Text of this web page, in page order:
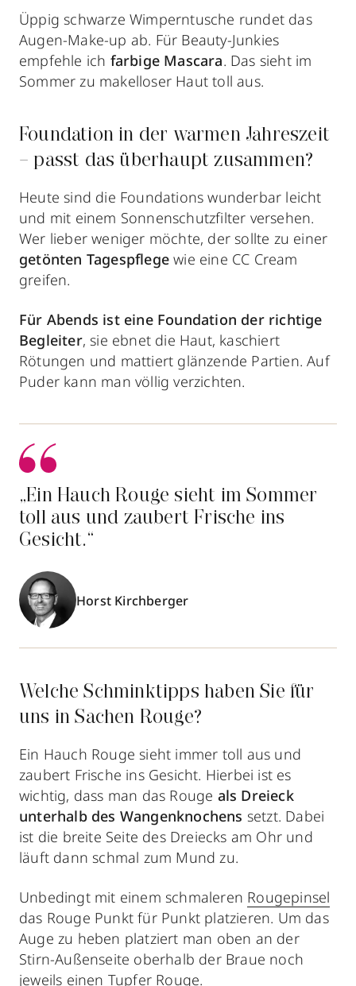
Üppig schwarze Wimperntusche rundet das
Augen-Make-up ab. Für Beauty-Junkies
empfehle ich farbige Mascara. Das sieht im
Sommer zu makelloser Haut toll aus.
Foundation in der warmen Jahreszeit
– passt das überhaupt zusammen?
Heute sind die Foundations wunderbar leicht
und mit einem Sonnenschutzfilter versehen.
Wer lieber weniger möchte, der sollte zu einer
getönten Tagespflege wie eine CC Cream
greifen.
Für Abends ist eine Foundation der richtige
Begleiter, sie ebnet die Haut, kaschiert
Rötungen und mattiert glänzende Partien. Auf
Puder kann man völlig verzichten.
„Ein Hauch Rouge sieht im Sommer
toll aus und zaubert Frische ins
Gesicht.“
Horst Kirchberger
Welche Schminktipps haben Sie für
uns in Sachen Rouge?
Ein Hauch Rouge sieht immer toll aus und
zaubert Frische ins Gesicht. Hierbei ist es
wichtig, dass man das Rouge als Dreieck
unterhalb des Wangenknochens setzt. Dabei
ist die breite Seite des Dreiecks am Ohr und
läuft dann schmal zum Mund zu.
Unbedingt mit einem schmaleren Rougepinsel
das Rouge Punkt für Punkt platzieren. Um das
Auge zu heben platziert man oben an der
Stirn-Außenseite oberhalb der Braue noch
jeweils einen Tupfer Rouge.